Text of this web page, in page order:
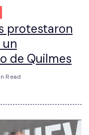
protestaron
de Quilmes
Read